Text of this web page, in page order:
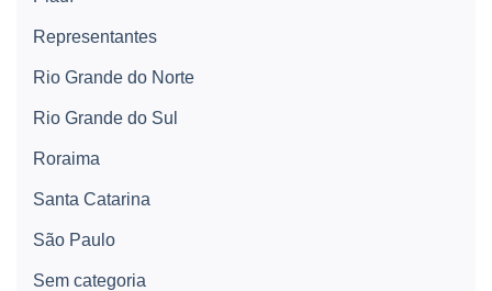
Representantes
Rio Grande do Norte
Rio Grande do Sul
Roraima
Santa Catarina
São Paulo
Sem categoria